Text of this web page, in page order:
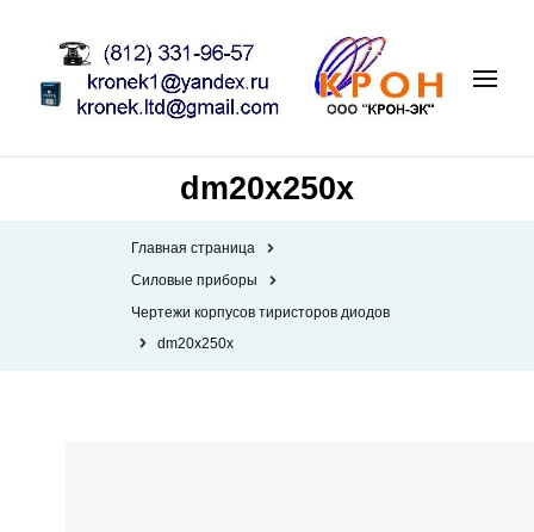
dm20x250x
Главная страница
Силовые приборы
Чертежи корпусов тиристоров диодов
dm20x250x